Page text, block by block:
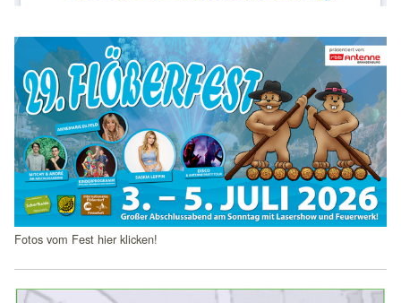
Schlagzeilen
Fotos vom Fest hier klicken!
mtm_consent
Name:
mtm_consent, mtm_consent_removed
Anbieter:
matomo.org
Zweck:
Cookies zum Speichern der Cookie Consent
Cookie Laufzeit: